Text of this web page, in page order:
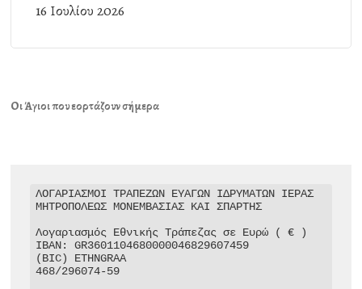
16 Ιουλίου 2026
Οι Άγιοι που εορτάζουν σήμερα
ΛΟΓΑΡΙΑΣΜΟΙ ΤΡΑΠΕΖΩΝ ΕΥΑΓΩΝ ΙΔΡΥΜΑΤΩΝ ΙΕΡΑΣ
ΜΗΤΡΟΠΟΛΕΩΣ ΜΟΝΕΜΒΑΣΙΑΣ ΚΑΙ ΣΠΑΡΤΗΣ
Λογαριασμός Εθνικής Τράπεζας σε Ευρώ ( € )
IBAN: GR3601104680000046829607459
(BIC) ETHNGRAA
468/296074-59